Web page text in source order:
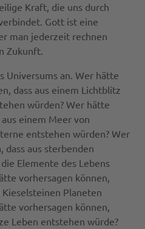
Kraft, die uns durch
Gott ist eine
man jederzeit rechnen
Zukunft.
Universums an. Wer hätte
dass aus einem Lichtblitz
würden? Wer hätte
einem Meer von
entstehen würden? Wer
dass aus sterbenden
Elemente des Lebens
vorhersagen können,
Kieselsteinen Planeten
vorhersagen können,
Leben entstehen würde?